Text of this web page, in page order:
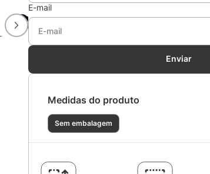
E-mail
Enviar
Medidas do produto
Sem embalagem